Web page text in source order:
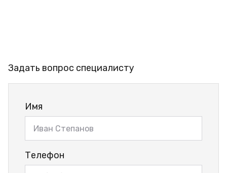
Задать вопрос специалисту
Имя
Телефон